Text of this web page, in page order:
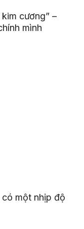
cương” –
mình
một nhịp độ